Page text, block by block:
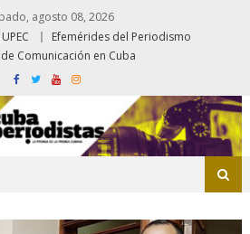
agosto 08, 2026
Efemérides del Periodismo
Comunicación en Cuba